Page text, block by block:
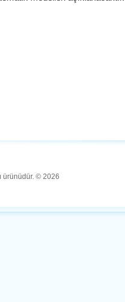
ürünüdür. © 2026